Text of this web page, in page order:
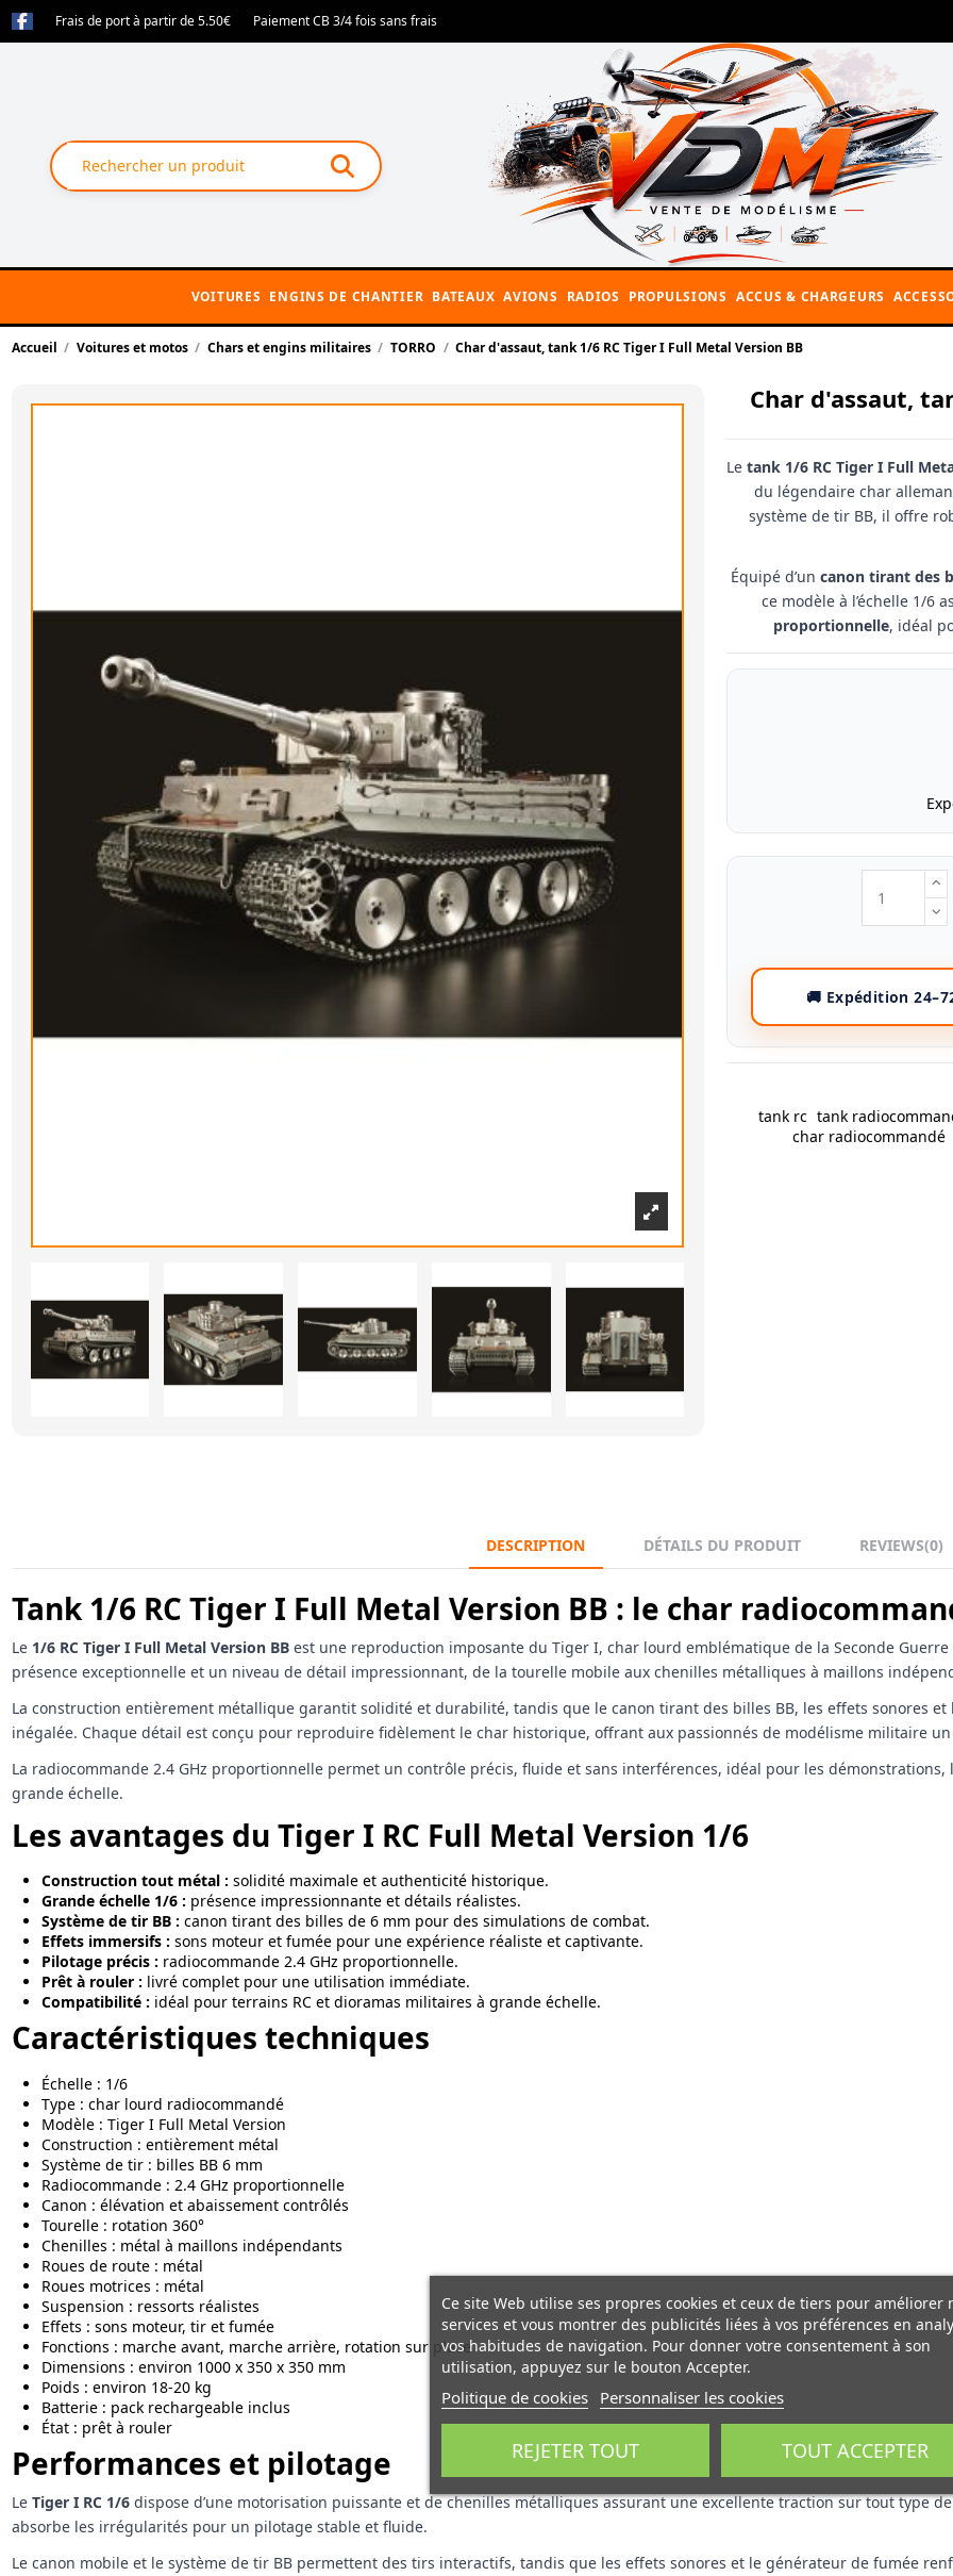
Frais de port à partir de 5.50€ Paiement CB 3/4 fois sans frais
VOITURES ENGINS DE CHANTIER BATEAUX AVIONS RADIOS PROPULSIONS ACCUS & CHARGEURS
Accueil Voitures et motos Chars et engins militaires TORRO Char d'assaut, tank 1/6 RC Tiger I Full Metal Version BB
Char d'assaut,
Le tank 1/6 RC Tiger I Full
du légendaire char
système de tir BB, il offre
Équipé d’un canon tirant des
ce modèle à l’échelle 1/6
proportionnelle, idéal
tank rc tank
char radiocommandé
DESCRIPTION DÉTAILS DU PRODUIT REVIEWS(0)
Tank 1/6 RC Tiger I Full Metal Version BB : le char
Le 1/6 RC Tiger I Full Metal Version BBest une reproduction imposante du Tiger I, char lourd emblématique de la Seconde
présence exceptionnelle et un niveau de détail impressionnant, de la tourelle mobile aux chenilles métalliques à maillons
La construction entièrement métallique garantit solidité et durabilité, tandis que le canon tirant des billes BB, les effets sonores
inégalée. Chaque détail est conçu pour reproduire fidèlement le char historique, offrant aux passionnés de modélisme militaire
La radiocommande 2.4 GHz proportionnelle permet un contrôle précis, fluide et sans interférences, idéal pour les
grande échelle.
Les avantages du Tiger I RC Full Metal Version 1/6
Construction tout métal : solidité maximale et authenticité historique.
Grande échelle 1/6 : présence impressionnante et détails réalistes.
Système de tir BB : canon tirant des billes de 6 mm pour des simulations de combat.
Effets immersifs : sons moteur et fumée pour une expérience réaliste et captivante.
Pilotage précis : radiocommande 2.4 GHz proportionnelle.
Prêt à rouler : livré complet pour une utilisation immédiate.
Compatibilité : idéal pour terrains RC et dioramas militaires à grande échelle.
Caractéristiques techniques
Échelle : 1/6
Type : char lourd radiocommandé
Modèle : Tiger I Full Metal Version
Construction : entièrement métal
Système de tir : billes BB 6 mm
Radiocommande : 2.4 GHz proportionnelle
Canon : élévation et abaissement contrôlés
Tourelle : rotation 360°
Chenilles : métal à maillons indépendants
Roues de route : métal
Roues motrices : métal
Suspension : ressorts réalistes
Effets : sons moteur, tir et fumée
Fonctions : marche avant, marche arrière, rotation sur place
Dimensions : environ 1000 x 350 x 350 mm
Poids : environ 18-20 kg
Batterie : pack rechargeable inclus
État : prêt à rouler
Performances et pilotage
Le Tiger I RC 1/6dispose d’une motorisation puissante et de chenilles métalliques assurant une excellente traction sur tout type
absorbe les irrégularités pour un pilotage stable et fluide.
Le canon mobile et le système de tir BB permettent des tirs interactifs, tandis que les effets sonores et le générateur de fumée
Ce site Web utilise ses propres cookies et ceux de tiers pour améliorer
services et vous montrer des publicités liées à vos préférences en
vos habitudes de navigation. Pour donner votre consentement à son
utilisation, appuyez sur le bouton Accepter.
Politique de cookies Personnaliser les cookies
REJETER TOUT TOUT ACCEPTER